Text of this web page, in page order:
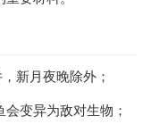
新月夜晚除外；
变异为敌对生物；